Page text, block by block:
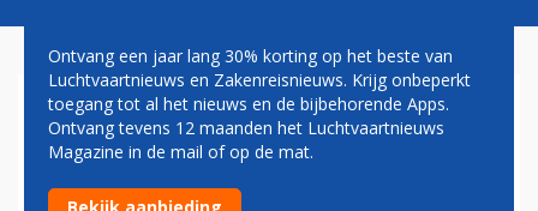
VIRGIN ATLANTIC ONTVING
5.000 SOLLICITANTEN VOOR
400 CABINEBANEN
Ontvang een jaar lang 30% korting op het beste van
Luchtvaartnieuws en Zakenreisnieuws. Krijg onbeperkt
toegang tot al het nieuws en de bijbehorende Apps.
Ontvang tevens 12 maanden het Luchtvaartnieuws
Magazine in de mail of op de mat.